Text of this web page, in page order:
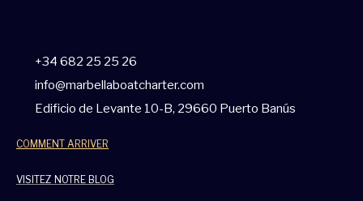
+34 682 25 25 26
info@marbellaboatcharter.com
Edificio de Levante 10-B, 29660 Puerto Banús
COMMENT ARRIVER
VISITEZ NOTRE BLOG